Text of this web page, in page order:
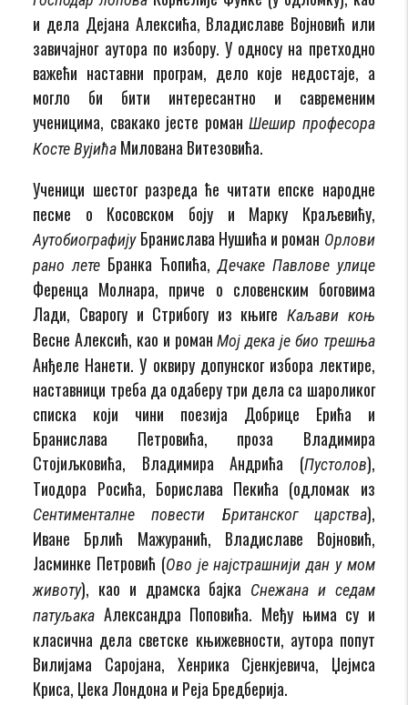
и дела Дејана Алексића, Владиславе Војновић или
завичајног аутора по избору. У односу на претходно
важећи наставни програм, дело које недостаје, а
могло би бити интересантно и савременим
ученицима, свакако јесте романШешир професора
Косте Вујића Милована Витезовића.
Ученици шестог разреда ће читати епске народне
песме о Косовском боју и Марку Краљевићу,
Аутобиографију Бранислава Нушића и роман Орлови
рано лете Бранка Ћопића, Дечаке Павлове улице
Ференца Молнара, приче о словенским боговима
Лади, Сварогу и Стрибогу из књиге Каљави коњ
Весне Алексић, као и романМој дека је био трешња
Анђеле Нанети. У оквиру допунског избора лектире,
наставници треба да одаберу три дела са шароликог
списка који чини поезија Добрице Ерића и
Бранислава Петровића, проза Владимира
Стојиљковића, Владимира Андрића (Пустолов),
Тиодора Росића, Борислава Пекића (одломак из
Сентименталне повести Британског царства),
Иване Брлић Мажуранић, Владиславе Војновић,
Јасминке Петровић (Ово је најстрашнији дан у мом
животу), као и драмска бајка Снежана и седам
патуљака Александра Поповића. Међу њима су и
класична дела светске књижевности, аутора попут
Вилијама Саројана, Хенрика Сјенкјевича, Џејмса
Криса, Џека Лондона и Реја Бредберија.